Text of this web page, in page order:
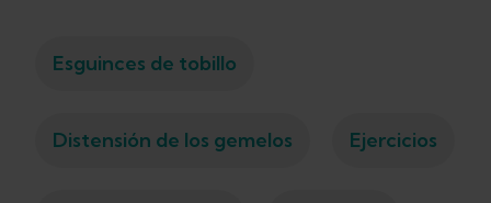
Esguinces de tobillo
Distensión de los gemelos Ejercicios